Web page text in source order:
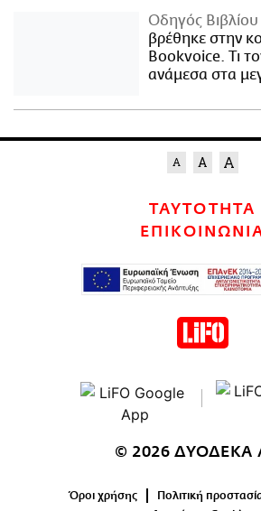
Οδηγός Βιβλίου
βρέθηκε στην
Bookvoice. Τι
ανάμεσα στα
ΤΑΥΤΟΤΗΤΑ
© 2026 ΔΥΟΔΕΚΑ
Όροι χρήσης
Πολιτική